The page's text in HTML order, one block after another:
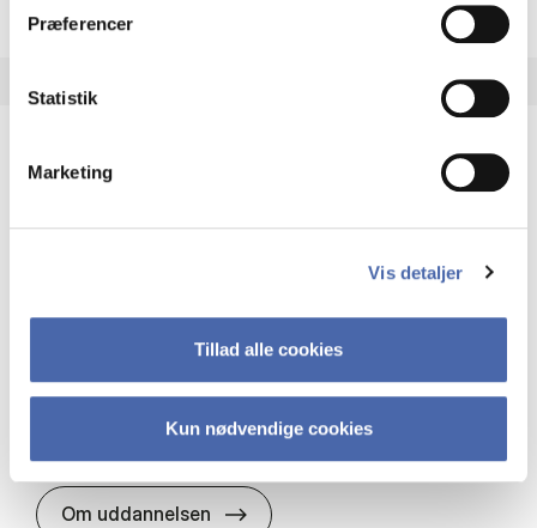
Præferencer
Statistik
Marketing
Vis detaljer
Tillad alle cookies
Kun nødvendige cookies
HA(it.) - erhvervs­økonomi og informations­
virksomheders muligheder og udfordringer inden
Organisation og ledelse
Om uddannelsen HA(it.) - erhvervs­økonomi og